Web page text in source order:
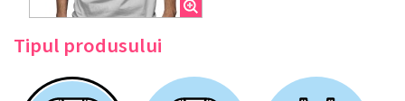
Tipul produsului